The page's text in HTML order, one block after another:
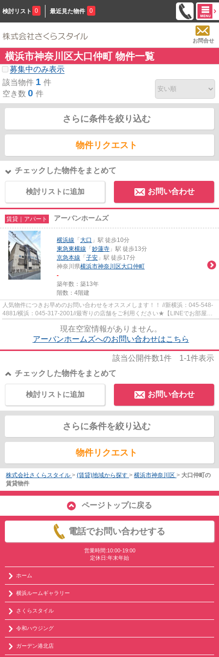
検討リスト 0 最近見た物件 0
お問合せ
横浜市神奈川区大口仲町 物件一覧
募集中のみ表示
該当物件 1 件
空き数 0 件
さらに条件を絞り込む
物件リクエスト
チェックした物件をまとめて
検討リストに追加 お問い合わせ
賃貸｜アパート アーバンホームズ
横浜線 「 大口 」駅 徒歩10分
東急東横線 「 妙蓮寺 」駅 徒歩13分
京急本線 「 子安 」駅 徒歩17分
神奈川県横浜市神奈川区大口仲町
-
築年数：築13年
階数：4階建
人気物件につきお早めのお問い合わせをオススメします！！ //新横浜：045-548-
4881/横浜：045-317-2001//最寄りの店舗をご利用ください★【LINEでお部屋探
現在空室情報がありません。
アーバンホームズへのお問い合わせはこちら
該当公開件数1件 1-1件表示
チェックした物件をまとめて
お問い合わせ
検討リストに追加
さらに条件を絞り込む
物件リクエスト
株式会社さくらスタイル > (賃貸)地域から探す > 横浜市神奈川区 > 大口仲町の
賃貸物件
ページトップに戻る
電話でお問い合わせする
営業時間:10:00-19:00
定休日:年末年始
ホーム
横浜ルームギャラリー
さくらスタイル
令和ハウジング
ガーデン港北店